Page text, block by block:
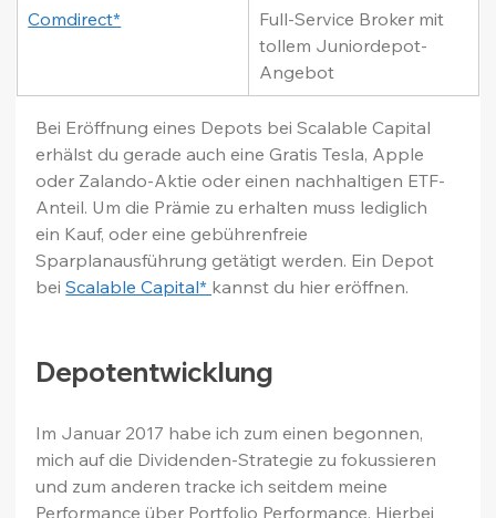
Comdirect*
Full-Service Broker mit
tollem Juniordepot-
Angebot
Bei Eröffnung eines Depots bei Scalable Capital
erhälst du gerade auch eine Gratis Tesla, Apple
oder Zalando-Aktie oder einen nachhaltigen ETF-
Anteil. Um die Prämie zu erhalten muss lediglich
ein Kauf, oder eine gebührenfreie
Sparplanausführung getätigt werden. Ein Depot
bei Scalable Capital* kannst du hier eröffnen.
Depotentwicklung
Im Januar 2017 habe ich zum einen begonnen,
mich auf die Dividenden-Strategie zu fokussieren
und zum anderen tracke ich seitdem meine
Performance über Portfolio Performance. Hierbei